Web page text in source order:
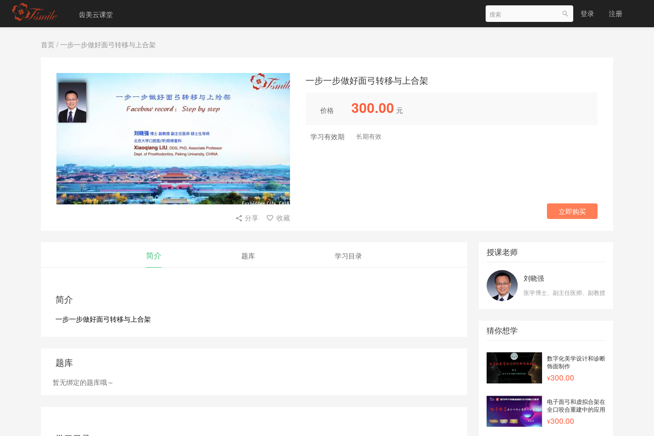
齿美云课堂 登录 注册
首页 / 一步一步做好面弓转移与上合架
分享 收藏
一步一步做好面弓转移与上合架
价格 300.00 元
学习有效期 长期有效
立即购买
简介 题库 学习目录
简介
一步一步做好面弓转移与上合架
题库
暂无绑定的题库哦～
授课老师
刘晓强
医学博士、副主任医师、副教授
猜你想学
数字化美学设计和诊断
饰面制作
300.00
电子面弓和虚拟合架在
全口咬合重建中的应用
300.00